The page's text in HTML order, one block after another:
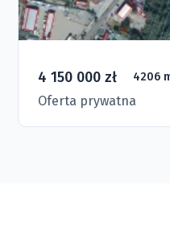
4 150 000 zł 4206
Oferta prywatna